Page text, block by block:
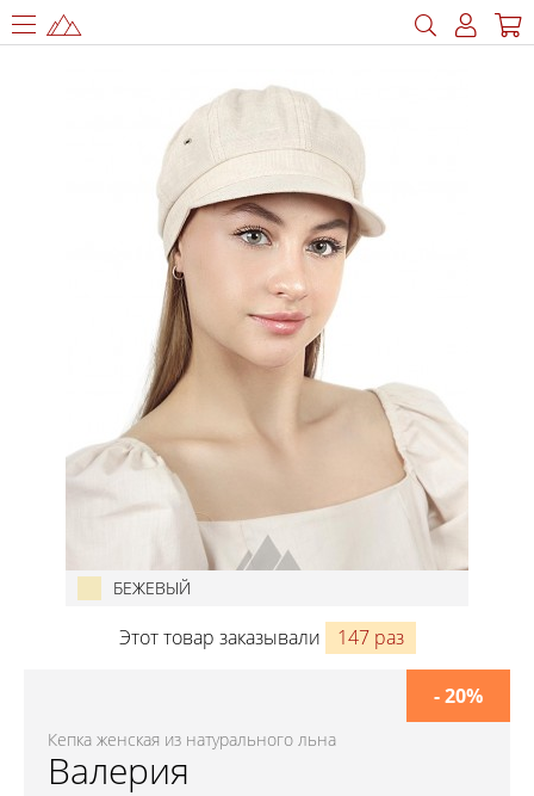
БЕЖЕВЫЙ
Этот товар заказывали 147 раз
Кепка женская из натурального льна
Валерия
- 20%